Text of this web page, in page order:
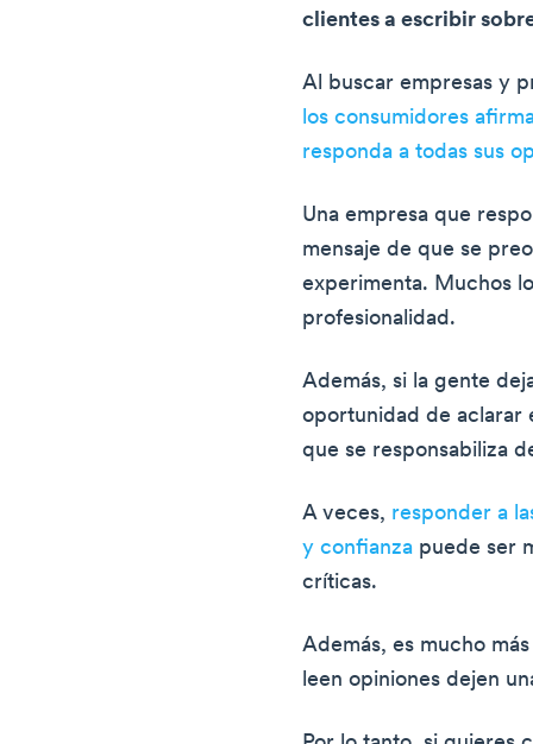
clientes a escribir
Al buscar empresas y
los consumidores
responda a todas sus
Una empresa que
mensaje de que se
experimenta. Muchos
profesionalidad.
Además, si la gente
oportunidad de aclarar
que se responsabiliza
A veces, responder a
y confianza puede ser
críticas.
Además, es mucho
leen opiniones dejen